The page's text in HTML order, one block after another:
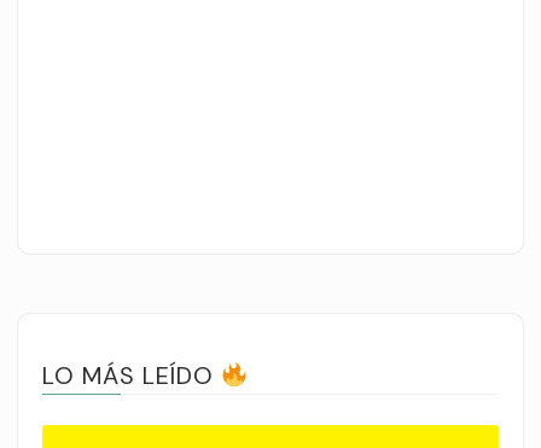
LO MÁS LEÍDO